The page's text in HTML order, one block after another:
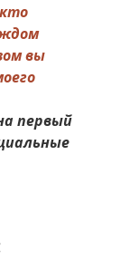
вы
первый